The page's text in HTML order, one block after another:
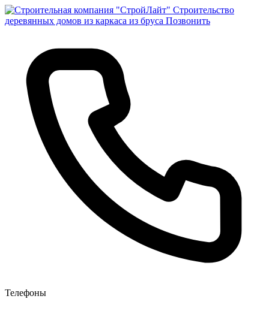
Строительство
деревянных домов из каркаса из бруса Позвонить
Телефоны